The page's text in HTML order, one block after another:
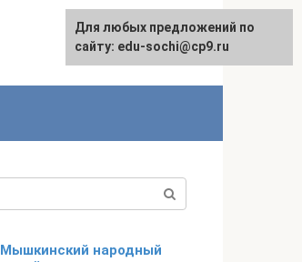
English
Мышкинский народный
Для любых предложений по
сайту: edu-sochi@cp9.ru